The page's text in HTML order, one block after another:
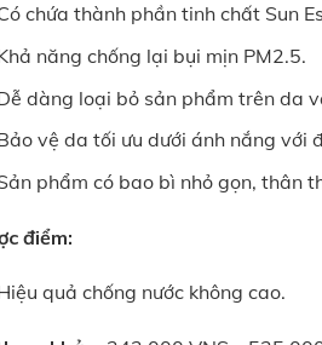
chứa thành phần tinh chất Sun
năng chống lại bụi mịn PM2.5.
dàng loại bỏ sản phẩm trên da
vệ da tối ưu dưới ánh nắng với
phẩm có bao bì nhỏ gọn, thân
điểm:
quả chống nước không cao.